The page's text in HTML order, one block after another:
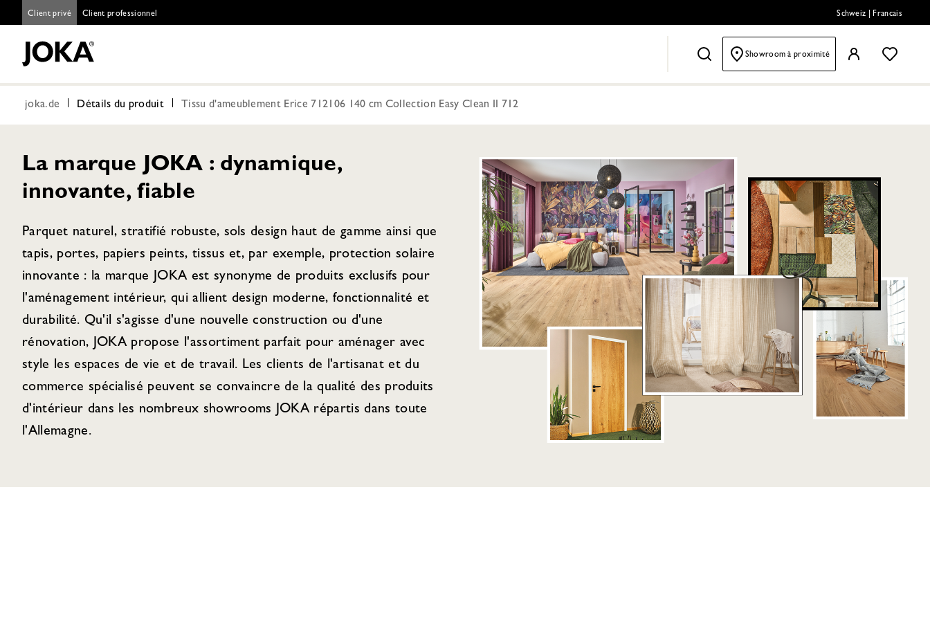
Client privé Client professionnel Schweiz Francais
Showroom à proximité
joka.de Détails du produit Tissu d'ameublement Erice 712106 140 cm Collection Easy Clean II 712
La marque JOKA : dynamique,
innovante, fiable
Parquet naturel, stratifié robuste, sols design haut de gamme ainsi que
tapis, portes, papiers peints, tissus et, par exemple, protection solaire
innovante : la marque JOKA est synonyme de produits exclusifs pour
l'aménagement intérieur, qui allient design moderne, fonctionnalité et
durabilité. Qu'il s'agisse d'une nouvelle construction ou d'une
rénovation, JOKA propose l'assortiment parfait pour aménager avec
style les espaces de vie et de travail. Les clients de l'artisanat et du
commerce spécialisé peuvent se convaincre de la qualité des produits
d'intérieur dans les nombreux showrooms JOKA répartis dans toute
l'Allemagne.